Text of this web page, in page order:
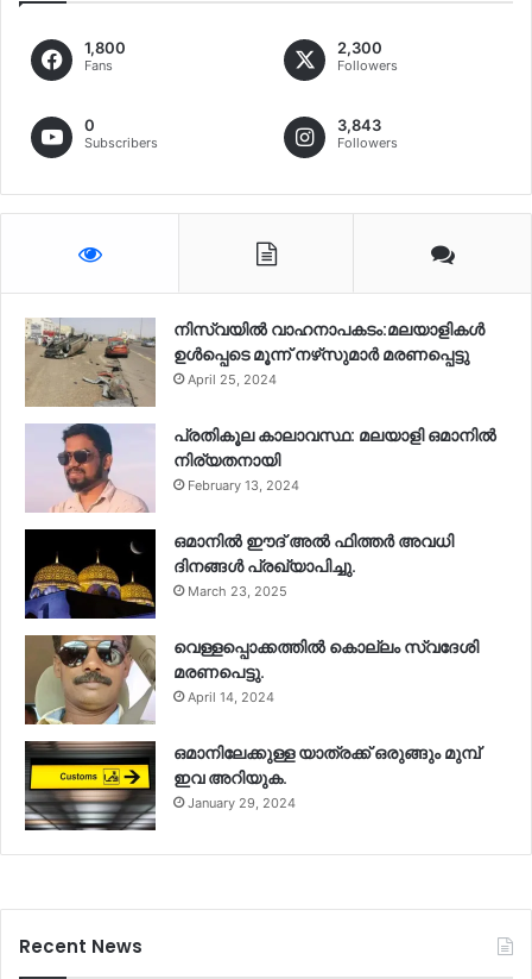
1,800
Fans
2,300
Followers
0
Subscribers
3,843
Followers
നിസ്‌വയിൽ വാഹനാപകടം:മലയാളികള്‍
ഉള്‍പ്പെടെ മൂന്ന് നഴ്‌സുമാര്‍ മരണപ്പെട്ടു
April 25, 2024
പ്രതികൂല കാലാവസ്ഥ: മലയാളി ഒമാനിൽ
നിര്യതനായി
February 13, 2024
ഒമാനിൽ ഈദ് അൽ ഫിത്തർ അവധി
ദിനങ്ങൾ പ്രഖ്യാപിച്ചു.
March 23, 2025
വെള്ളപ്പൊക്കത്തിൽ കൊല്ലം സ്വദേശി
മരണപെട്ടു.
April 14, 2024
ഒമാനിലേക്കുള്ള യാത്രക്ക് ഒരുങ്ങും മുമ്പ്
ഇവ അറിയുക.
January 29, 2024
Recent News